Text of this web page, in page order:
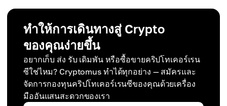
ทำให้การเดินทางสู่ Crypto
ของคุณง่ายขึ้น
อยากเก็บ ส่ง รับ เดิมพัน หรือซื้อขายคริปโทเคอร์เรน
ซีใช่ไหม? Cryptomus ทำได้ทุกอย่าง — สมัครและ
จัดการกองทุนคริปโทเคอร์เรนซีของคุณด้วยเครื่อง
มืออันแสนสะดวกของเรา